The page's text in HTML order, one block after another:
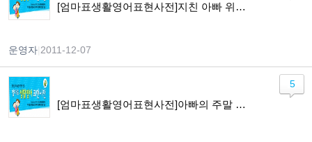
[엄마표생활영어표현사전]지친 아빠 위로하기
운영자 2011-12-07
[엄마표생활영어표현사전]아빠의 주말 약속하기
5